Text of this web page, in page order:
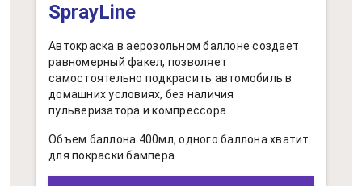
SprayLine
Автокраска в аерозольном баллоне создает
равномерный факел, позволяет
самостоятельно подкрасить автомобиль в
домашних условиях, без наличия
пульверизатора и компрессора.
Объем баллона 400мл, одного баллона хватит
для покраски бампера.